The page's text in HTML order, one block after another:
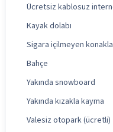
Ücretsiz kablosuz
Kayak dolabı
Sigara içilmeyen
Bahçe
Yakında snowboard
Yakında kızakla kayma
Valesiz otopark (ücretli)